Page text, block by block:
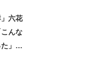
」六花
んな
」